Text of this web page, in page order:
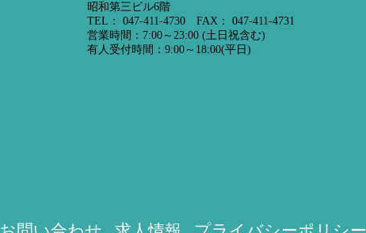
昭和第三ビル6階
TEL： 047-411-4730 FAX： 047-411-4731
営業時間：7:00～23:00 (土日祝含む)
有人受付時間：9:00～18:00(平日)